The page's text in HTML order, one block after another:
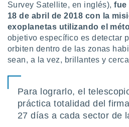
de que
sean
el sitio
para
ni para
o
Survey Satellite, en inglés),fue
18 de abril de 2018 con la
exoplanetas utilizando el
objetivo específico es detectar
orbiten dentro de las zonas
sean, a la vez, brillantes y
Para lograrlo, el
práctica totalidad del
27 días a cada sector de